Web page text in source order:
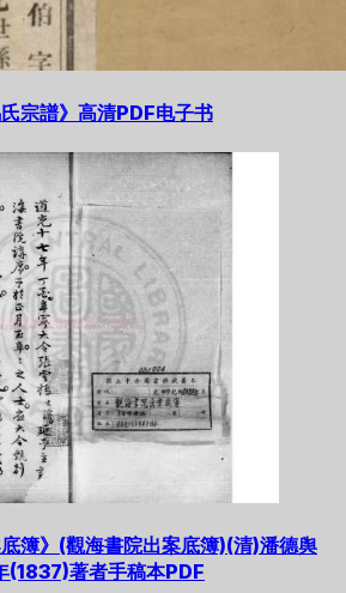
宗譜》高清PDF电子书
底簿》(觀海書院出案底簿)(清)潘德舆
(1837)著者手稿本PDF